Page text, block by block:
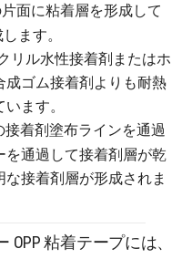
面に粘着層を形成して
ます。
リル水性接着剤またはホ
成ゴム接着剤よりも耐熱
ます。
接着剤塗布ラインを通過
を通過して接着剤層が乾
接着剤層が形成されま
OPP 粘着テープには、